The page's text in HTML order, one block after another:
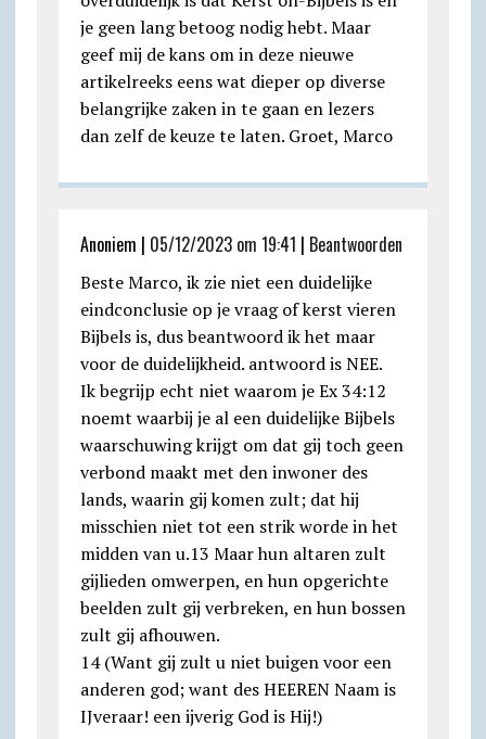
je geen lang betoog nodig hebt. Maar
geef mij de kans om in deze nieuwe
artikelreeks eens wat dieper op diverse
belangrijke zaken in te gaan en lezers
dan zelf de keuze te laten. Groet, Marco
Anoniem | 05/12/2023 om 19:41 | Beantwoorden
Beste Marco, ik zie niet een duidelijke
eindconclusie op je vraag of kerst vieren
Bijbels is, dus beantwoord ik het maar
voor de duidelijkheid. antwoord is NEE.
Ik begrijp echt niet waarom je Ex 34:12
noemt waarbij je al een duidelijke Bijbels
waarschuwing krijgt om dat gij toch geen
verbond maakt met den inwoner des
lands, waarin gij komen zult; dat hij
misschien niet tot een strik worde in het
midden van u.13 Maar hun altaren zult
gijlieden omwerpen, en hun opgerichte
beelden zult gij verbreken, en hun bossen
zult gij afhouwen.
14 (Want gij zult u niet buigen voor een
anderen god; want des HEEREN Naam is
IJveraar! een ijverig God is Hij!)